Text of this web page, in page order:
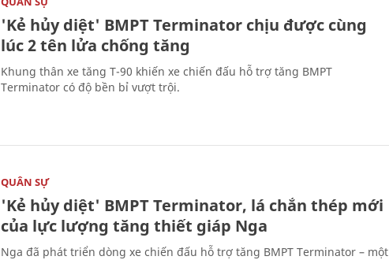
'Kẻ hủy diệt' BMPT Terminator chịu được cùng
lúc 2 tên lửa chống tăng
Khung thân xe tăng T-90 khiến xe chiến đấu hỗ trợ tăng BMPT
Terminator có độ bền bỉ vượt trội.
QUÂN SỰ
'Kẻ hủy diệt' BMPT Terminator, lá chắn thép mới
của lực lượng tăng thiết giáp Nga
Nga đã phát triển dòng xe chiến đấu hỗ trợ tăng BMPT Terminator – một